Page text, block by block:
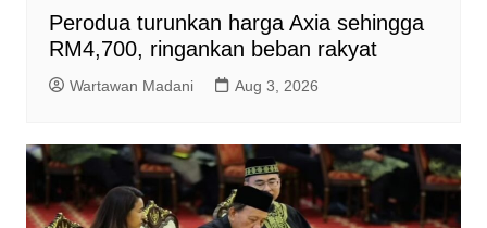
Perodua turunkan harga Axia sehingga
RM4,700, ringankan beban rakyat
Wartawan Madani Aug 3, 2026